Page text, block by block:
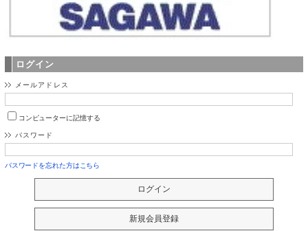
ログイン
メールアドレス
コンピューターに記憶する
パスワード
パスワードを忘れた方はこちら